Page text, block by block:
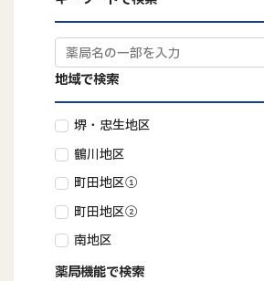
地域で検索
堺・忠生地区
鶴川地区
町田地区①
町田地区②
南地区
薬局機能で検索